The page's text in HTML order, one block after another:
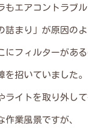
エアコントラブル
まり」が原因のよ
にフィルターがあ
招いていました。
イトを取り外して
業風景ですが、